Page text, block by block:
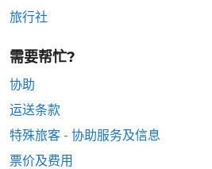
旅行社
需要帮忙?
协助
运送条款
特殊旅客 - 协助服务及信息
票价及费用